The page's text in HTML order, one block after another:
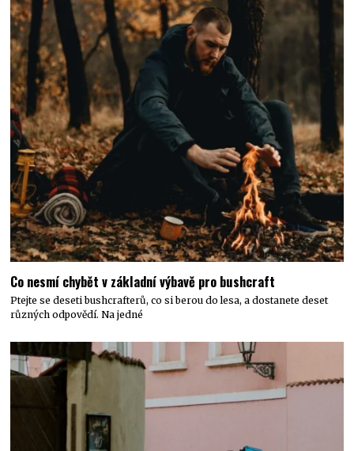
Co nesmí chybět v základní výbavě pro bushcraft
Ptejte se deseti bushcrafterů, co si berou do lesa, a dostanete deset
různých odpovědí. Na jedné